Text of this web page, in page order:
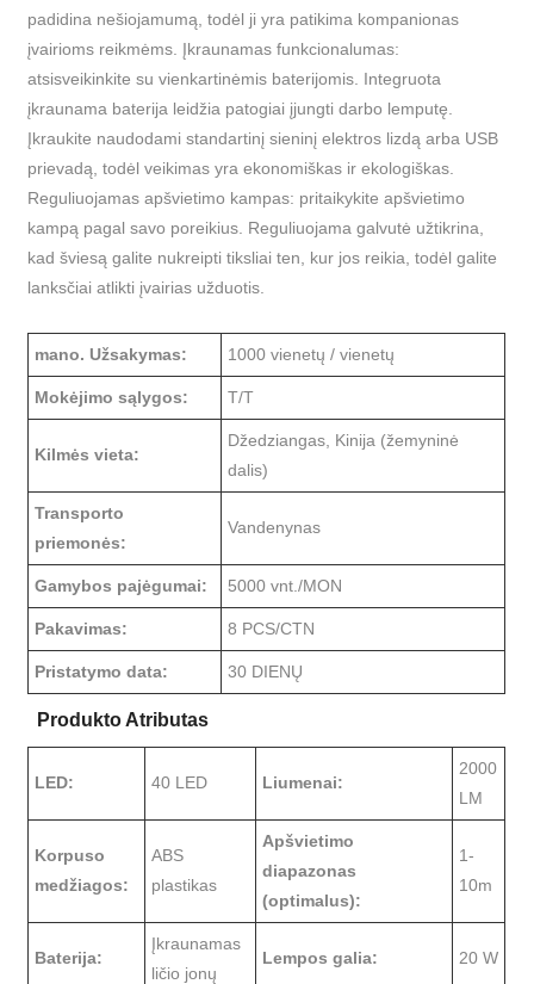
padidina nešiojamumą, todėl ji yra patikima kompanionas
įvairioms reikmėms. Įkraunamas funkcionalumas:
atsisveikinkite su vienkartinėmis baterijomis. Integruota
įkraunama baterija leidžia patogiai įjungti darbo lemputę.
Įkraukite naudodami standartinį sieninį elektros lizdą arba USB
prievadą, todėl veikimas yra ekonomiškas ir ekologiškas.
Reguliuojamas apšvietimo kampas: pritaikykite apšvietimo
kampą pagal savo poreikius. Reguliuojama galvutė užtikrina,
kad šviesą galite nukreipti tiksliai ten, kur jos reikia, todėl galite
lanksčiai atlikti įvairias užduotis.
mano. Užsakymas: 1000 vienetų / vienetų
Mokėjimo sąlygos: T/T
Kilmės vieta:
Džedziangas, Kinija (žemyninė
dalis)
Transporto
priemonės:
Vandenynas
Gamybos pajėgumai: 5000 vnt./MON
Pakavimas: 8 PCS/CTN
Pristatymo data: 30 DIENŲ
Produkto Atributas
LED: 40 LED Liumenai:
2000
LM
Korpuso
medžiagos:
ABS
plastikas
Apšvietimo
diapazonas
(optimalus):
1-
10m
Baterija:
Įkraunamas
ličio jonų
Lempos galia: 20 W